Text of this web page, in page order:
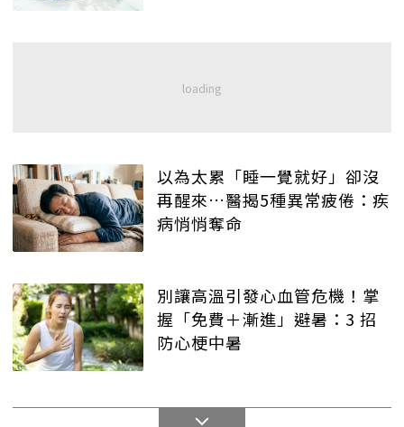
以為太累「睡一覺就好」卻沒
再醒來…醫揭5種異常疲倦：疾
病悄悄奪命
別讓高溫引發心血管危機！掌
握「免費＋漸進」避暑：3 招
防心梗中暑